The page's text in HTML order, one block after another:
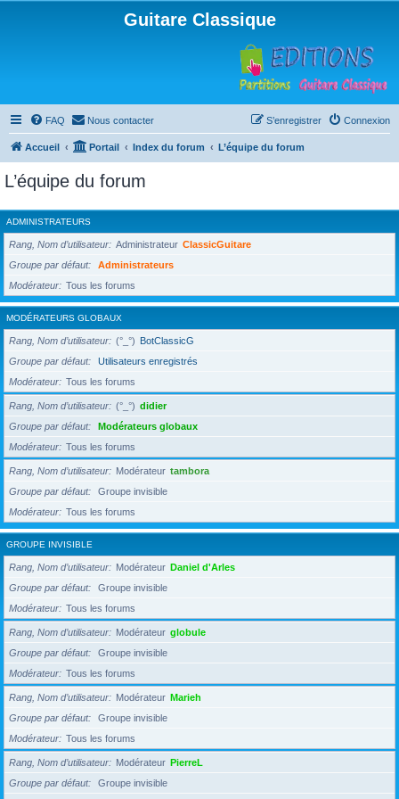
Guitare Classique
FAQ Nous contacter Connexion
S’enregistrer
Accueil Portail Index du forum L’équipe du forum
L’équipe du forum
ADMINISTRATEURS
Rang, Nom d’utilisateur Administrateur ClassicGuitare
Groupe par défaut
Administrateurs
Modérateur
Tous les forums
MODÉRATEURS GLOBAUX
Rang, Nom d’utilisateur (°_°) BotClassicG
Groupe par défaut
Utilisateurs enregistrés
Modérateur
Tous les forums
Rang, Nom d’utilisateur (°_°) didier
Groupe par défaut
Modérateurs globaux
Modérateur
Tous les forums
Rang, Nom d’utilisateur Modérateur tambora
Groupe par défaut
Groupe invisible
Modérateur
Tous les forums
GROUPE INVISIBLE
Rang, Nom d’utilisateur Modérateur Daniel d'Arles
Groupe par défaut
Groupe invisible
Modérateur
Tous les forums
Rang, Nom d’utilisateur Modérateur globule
Groupe par défaut
Groupe invisible
Modérateur
Tous les forums
Rang, Nom d’utilisateur Modérateur Marieh
Groupe par défaut
Groupe invisible
Modérateur
Tous les forums
Rang, Nom d’utilisateur Modérateur PierreL
Groupe par défaut
Groupe invisible